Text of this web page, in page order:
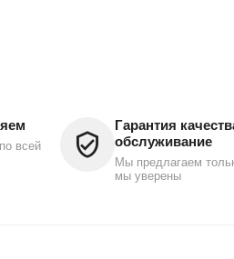
всей
Гарантия
обслуживание
Мы предлагаем
мы уверены